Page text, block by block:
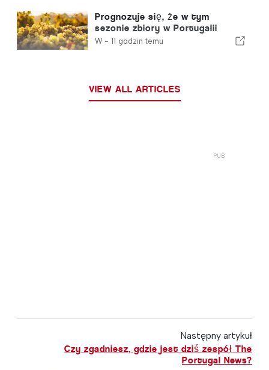
Prognozuje się, że w tym
sezonie zbiory w Portugalii
wzrosną o 12%
W - 11 godzin temu
VIEW ALL ARTICLES
Następny artykuł
Czy zgadniesz, gdzie jest dziś zespół The
Portugal News?